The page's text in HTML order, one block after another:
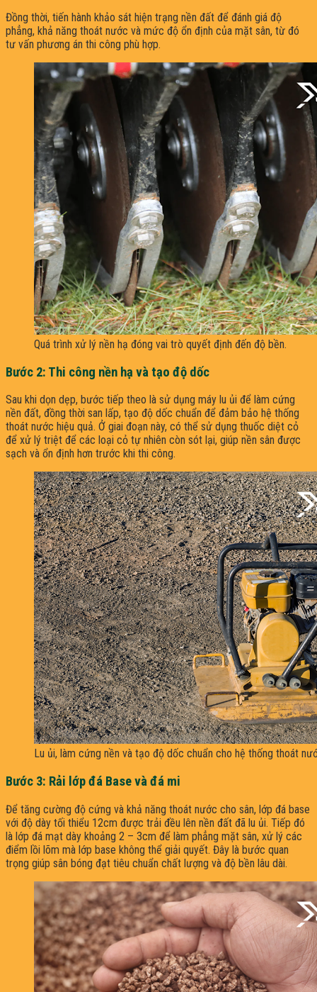
Đồng thời, tiến hành khảo sát hiện trạng nền đất để đánh giá độ
phẳng, khả năng thoát nước và mức độ ổn định của mặt sân, từ đó
tư vấn phương án thi công phù hợp.
Quá trình xử lý nền hạ đóng vai trò quyết định đến độ bền.
Bước 2: Thi công nền hạ và tạo độ dốc
Sau khi dọn dẹp, bước tiếp theo là sử dụng máy lu ủi để làm cứng
nền đất, đồng thời san lấp, tạo độ dốc chuẩn để đảm bảo hệ thống
thoát nước hiệu quả. Ở giai đoạn này, có thể sử dụng thuốc diệt cỏ
để xử lý triệt để các loại cỏ tự nhiên còn sót lại, giúp nền sân được
sạch và ổn định hơn trước khi thi công.
Lu ủi, làm cứng nền và tạo độ dốc chuẩn cho hệ thống thoát
Bước 3: Rải lớp đá Base và đá mi
Để tăng cường độ cứng và khả năng thoát nước cho sân, lớp đá base
với độ dày tối thiểu 12cm được trải đều lên nền đất đã lu ủi. Tiếp đó
là lớp đá mạt dày khoảng 2 – 3cm để làm phẳng mặt sân, xử lý các
điểm lồi lõm mà lớp base không thể giải quyết. Đây là bước quan
trọng giúp sân bóng đạt tiêu chuẩn chất lượng và độ bền lâu dài.